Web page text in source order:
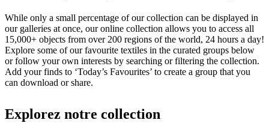
While only a small percentage of our collection can be displayed in
our galleries at once, our online collection allows you to access all
15,000+ objects from over 200 regions of the world, 24 hours a day!
Explore some of our favourite textiles in the curated groups below
or follow your own interests by searching or filtering the collection.
Add your finds to ‘Today’s Favourites’ to create a group that you
can download or share.
Explorez notre collection